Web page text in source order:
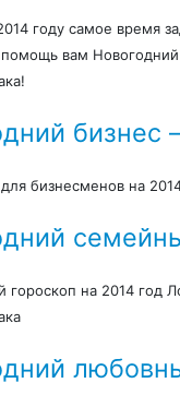
году самое время
вам Новогодний
бизнес
бизнесменов на
гороскоп на 2014 год